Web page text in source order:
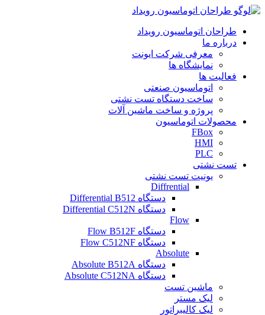
طراحان اتوماسیون رویداد
درباره ما
معرفی شرکت ایونت
نمایشگاه ها
فعالیت ها
اتوماسیون صنعتی
ساخت دستگاه تست نشتی
پروژه و ساخت ماشین آلات
محصولات اتوماسیون
FBox
HMI
PLC
تست نشتی
یونیت تست نشتی
Diffrential
دستگاه Differential B512
دستگاه Differential C512N
Flow
دستگاه Flow B512F
دستگاه Flow C512NF
Absolute
دستگاه Absolute B512A
دستگاه Absolute C512NA
ماشین تست
لیک مستر
لیک کالیبراتور